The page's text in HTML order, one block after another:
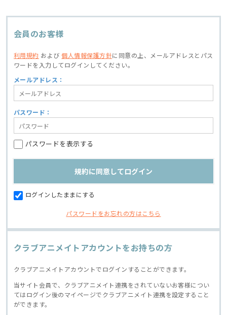
会員のお客様
利用規約 および個人情報保護方針に同意の上、
メールアドレスとパス
ワードを入力してログインしてください。
メールアドレス：
パスワード：
パスワードを表示する
ログインしたままにする
パスワードをお忘れの方はこちら
クラブアニメイトアカウントをお持ちの方
クラブアニメイトアカウントでログインすることができます。
当サイト会員で、クラブアニメイト連携をされていないお客様につい
てはログイン後のマイページでクラブアニメイト連携を設定すること
ができます。